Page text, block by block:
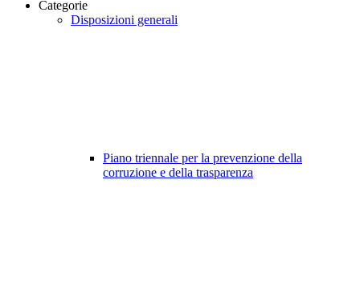
Categorie
Disposizioni generali
Piano triennale per la prevenzione della
corruzione e della trasparenza